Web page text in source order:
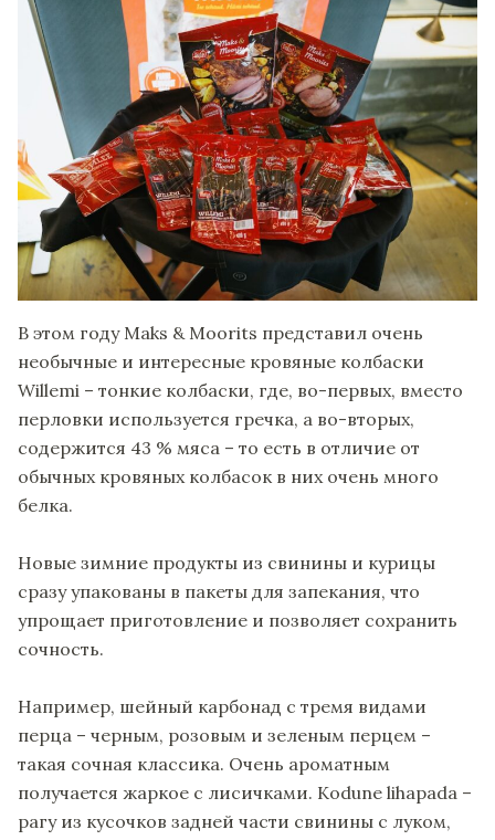
В этом году Maks & Moorits представил очень
необычные и интересные кровяные колбаски
Willemi – тонкие колбаски, где, во-первых, вместо
перловки используется гречка, а во-вторых,
содержится 43 % мяса – то есть в отличие от
обычных кровяных колбасок в них очень много
белка.
Новые зимние продукты из свинины и курицы
сразу упакованы в пакеты для запекания, что
упрощает приготовление и позволяет сохранить
сочность.
Например, шейный карбонад с тремя видами
перца – черным, розовым и зеленым перцем –
такая сочная классика. Очень ароматным
получается жаркое с лисичками. Kodune lihapada –
рагу из кусочков задней части свинины с луком,